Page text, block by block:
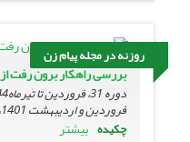
روزنه در مجله پیام زن
بررسی راهکار برون رفت
فروردین و اردیبهشت 1401، صفحه
چکیده بیشتر